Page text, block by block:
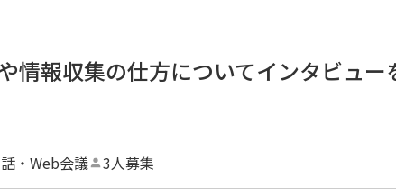
情報収集の仕方についてインタビュー
・Web会議 3人募集